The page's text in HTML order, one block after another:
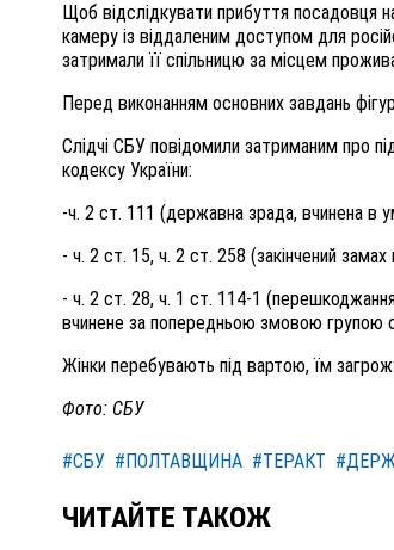
Щоб відслідкувати прибуття посадовця
камеру із віддаленим доступом для
затримали її спільницю за місцем
Перед виконанням основних завдань
Слідчі СБУ повідомили затриманим про
кодексу України:
-ч. 2 ст. 111 (державна зрада, вчинена в
- ч. 2 ст. 15, ч. 2 ст. 258 (закінчений
- ч. 2 ст. 28, ч. 1 ст. 114-1
вчинене за попередньою змовою групою
Жінки перебувають під вартою, їм
Фото: СБУ
#СБУ #ПОЛТАВЩИНА #ТЕРАКТ
ЧИТАЙТЕ ТАКОЖ